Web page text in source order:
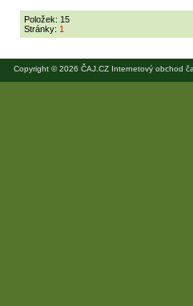
Položek: 15
Stránky: 1
Copyright © 2026 ČAJ.CZ Internetový obchod